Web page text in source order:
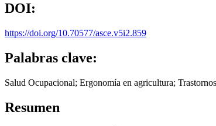
DOI:
https://doi.org/10.70577/asce.v5i2.859
Palabras clave:
Salud Ocupacional; Ergonomía en agricultura;
Resumen